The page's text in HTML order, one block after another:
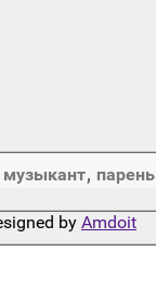
музыкант, парень
by Amdoit